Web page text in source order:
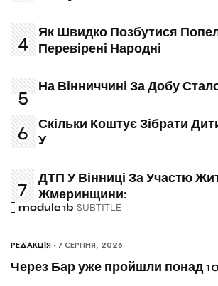
Як Швидко Позбутися
Перевірені Народні
На Вінниччині За Добу
Скільки Коштує Зібрати
У
ДТП У Вінниці За Участю
Жмеринщини:
module 1b SUBTITLE
РЕДАКЦІЯ - 7 СЕРПНЯ, 2026
Через Бар уже пройшли понад